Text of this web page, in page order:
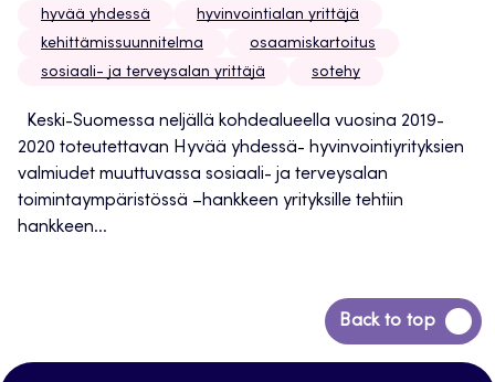
hyvää yhdessä
hyvinvointialan yrittäjä
kehittämissuunnitelma
osaamiskartoitus
sosiaali- ja terveysalan yrittäjä
sotehy
Keski-Suomessa neljällä kohdealueella vuosina 2019-
2020 toteutettavan Hyvää yhdessä- hyvinvointiyrityksien
valmiudet muuttuvassa sosiaali- ja terveysalan
toimintaympäristössä –hankkeen yrityksille tehtiin
hankkeen...
Back to top
Siirry
takaisin